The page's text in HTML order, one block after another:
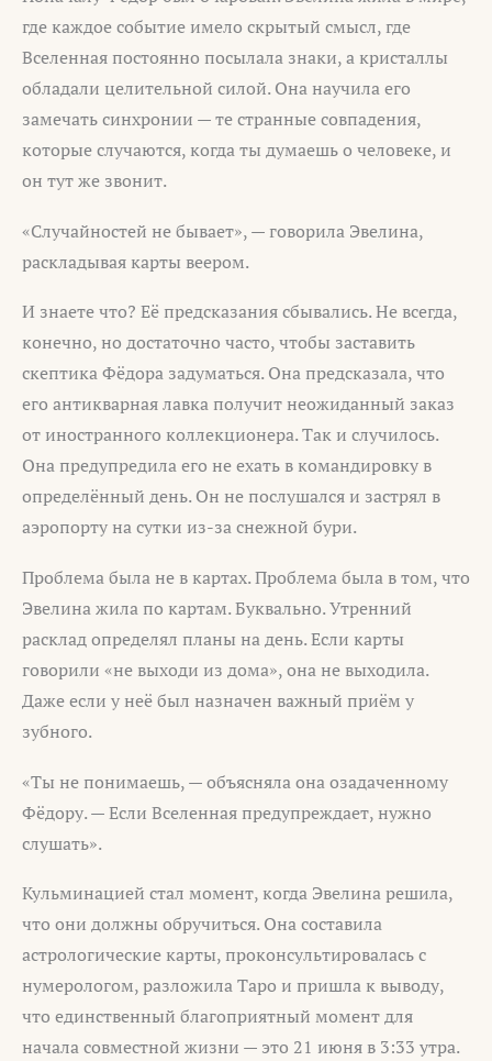
где каждое событие имело скрытый смысл, где
Вселенная постоянно посылала знаки, а кристаллы
обладали целительной силой. Она научила его
замечать синхронии — те странные совпадения,
которые случаются, когда ты думаешь о человеке, и
он тут же звонит.
«Случайностей не бывает», — говорила Эвелина,
раскладывая карты веером.
И знаете что? Её предсказания сбывались. Не всегда,
конечно, но достаточно часто, чтобы заставить
скептика Фёдора задуматься. Она предсказала, что
его антикварная лавка получит неожиданный заказ
от иностранного коллекционера. Так и случилось.
Она предупредила его не ехать в командировку в
определённый день. Он не послушался и застрял в
аэропорту на сутки из-за снежной бури.
Проблема была не в картах. Проблема была в том, что
Эвелина жила по картам. Буквально. Утренний
расклад определял планы на день. Если карты
говорили «не выходи из дома», она не выходила.
Даже если у неё был назначен важный приём у
зубного.
«Ты не понимаешь, — объясняла она озадаченному
Фёдору. — Если Вселенная предупреждает, нужно
слушать».
Кульминацией стал момент, когда Эвелина решила,
что они должны обручиться. Она составила
астрологические карты, проконсультировалась с
нумерологом, разложила Таро и пришла к выводу,
что единственный благоприятный момент для
начала совместной жизни — это 21 июня в 3:33 утра.